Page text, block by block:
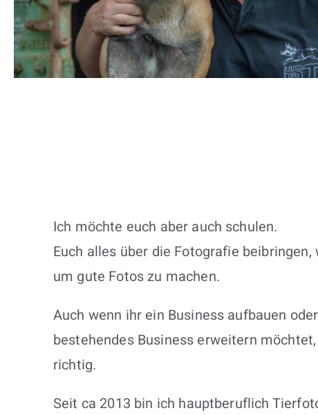
Ich möchte euch aber auch schulen.
Euch alles über die Fotografie beibringen,
um gute Fotos zu machen.
Auch wenn ihr ein Business aufbauen
bestehendes Business erweitern
richtig.
Seit ca 2013 bin ich hauptberuflich